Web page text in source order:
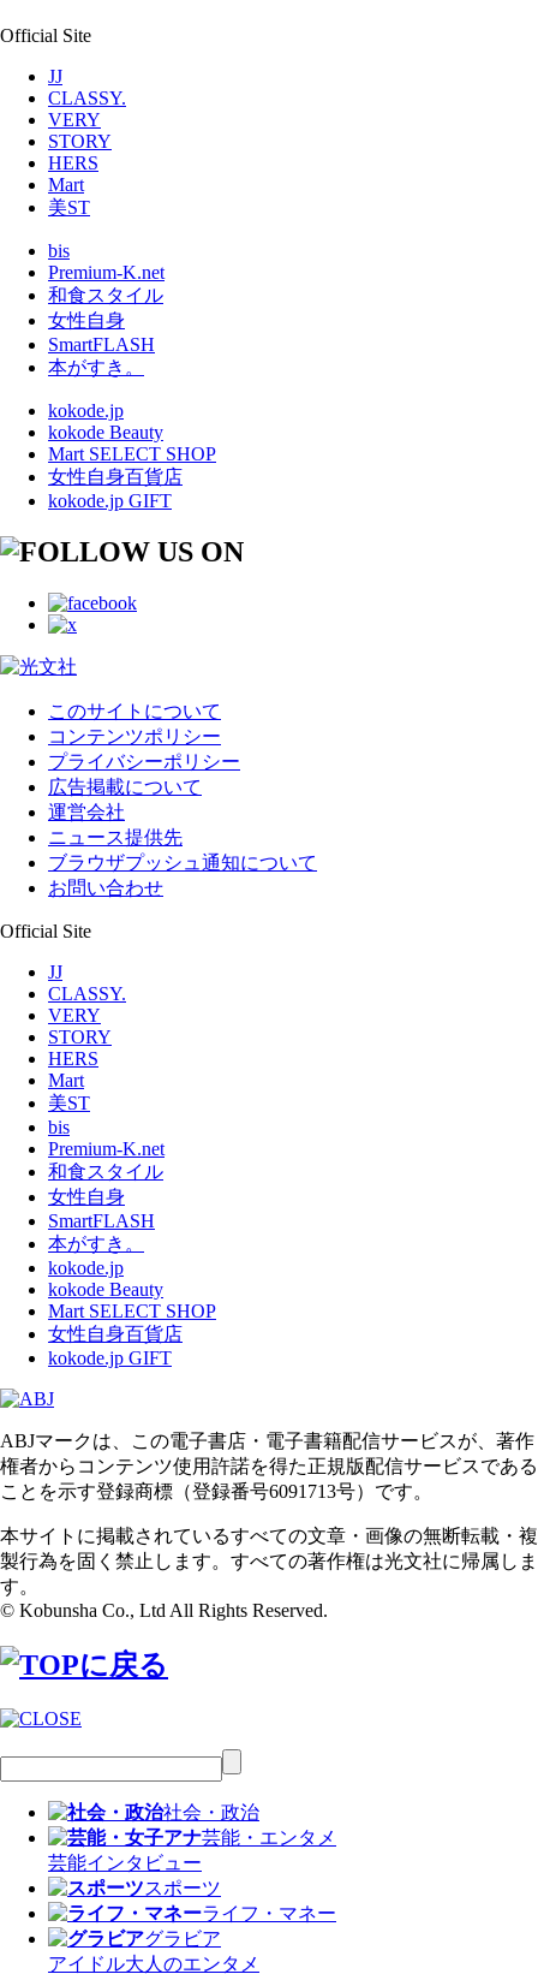
Official Site
JJ
CLASSY.
VERY
STORY
HERS
Mart
美ST
bis
Premium-K.net
和食スタイル
女性自身
SmartFLASH
本がすき。
kokode.jp
kokode Beauty
Mart SELECT SHOP
女性自身百貨店
kokode.jp GIFT
このサイトについて
コンテンツポリシー
プライバシーポリシー
広告掲載について
運営会社
ニュース提供先
ブラウザプッシュ通知について
お問い合わせ
Official Site
JJ
CLASSY.
VERY
STORY
HERS
Mart
美ST
bis
Premium-K.net
和食スタイル
女性自身
SmartFLASH
本がすき。
kokode.jp
kokode Beauty
Mart SELECT SHOP
女性自身百貨店
kokode.jp GIFT
ABJマークは、この電子書店・電子書籍配信サービスが、著作
権者からコンテンツ使用許諾を得た正規版配信サービスである
ことを示す登録商標（登録番号6091713号）です。
本サイトに掲載されているすべての文章・画像の無断転載・複
製行為を固く禁止します。すべての著作権は光文社に帰属しま
す。
© Kobunsha Co., Ltd All Rights Reserved.
社会・政治
芸能・エンタメ
芸能インタビュー
スポーツ
ライフ・マネー
グラビア
アイドル大人のエンタメ